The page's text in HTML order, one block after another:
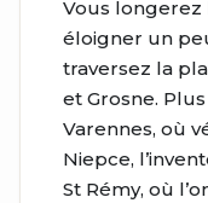
Vous longerez
éloigner un
traversez la
et Grosne.
Varennes, où
Niepce,
St Rémy, où